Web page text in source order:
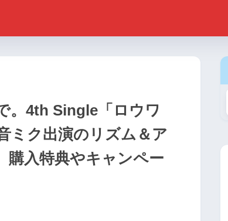
。4th Single「ロウワ
ミク出演のリズム＆ア
購入特典やキャンペー